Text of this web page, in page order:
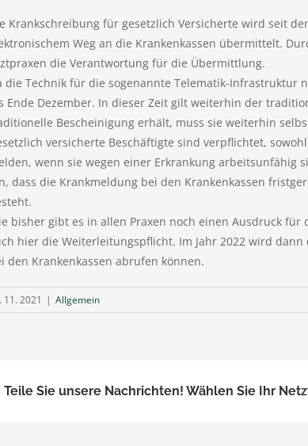
Krankschreibung für gesetzlich Versicherte wird seit
Weg an die Krankenkassen übermittelt.
die Verantwortung für die Übermittlung.
die Technik für die sogenannte Telematik-Infrastruktur
Ende Dezember. In dieser Zeit gilt weiterhin der
Bescheinigung erhält, muss sie weiterhin
versicherte Beschäftigte sind verpflichtet,
wenn sie wegen einer Erkrankung arbeitsunfähig
dass die Krankmeldung bei den Krankenkassen
bisher gibt es in allen Praxen noch einen Ausdruck
hier die Weiterleitungspflicht. Im Jahr 2022 wird
den Krankenkassen abrufen können.
11. 2021 | Allgemein
Teile Sie unsere Nachrichten! Wählen Sie Ihr